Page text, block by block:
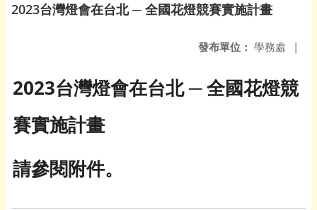
2023台灣燈會在台北 ─ 全國花燈競賽實施計畫
發布單位： 學務處 |
2023台灣燈會在台北 ─ 全國花燈競
賽實施計畫
請參閱附件。